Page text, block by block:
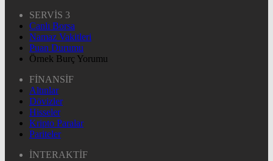
SERVİS 3
Canlı Borsa
Namaz Vakitleri
Puan Durumu
Örnek Burç Yorumu
FİNANSİF
Altınlar
Dövizler
Hisseler
Kripto Paralar
Pariteler
İNTERAKTİF